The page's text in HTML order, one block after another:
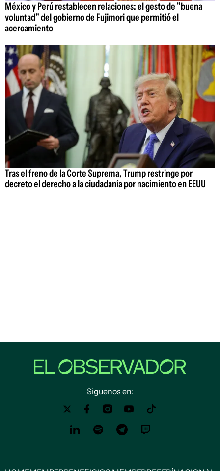
México y Perú restablecen relaciones: el gesto de "buena
voluntad" del gobierno de Fujimori que permitió el
acercamiento
Tras el freno de la Corte Suprema, Trump restringe por
decreto el derecho a la ciudadanía por nacimiento en EEUU
Siguenos en: